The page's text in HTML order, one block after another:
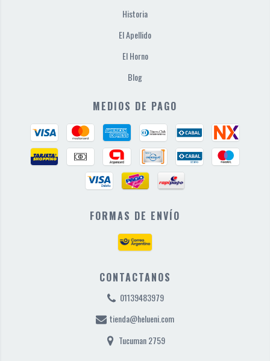
Historia
El Apellido
El Horno
Blog
MEDIOS DE PAGO
FORMAS DE ENVÍO
CONTACTANOS
01139483979
tienda@helueni.com
Tucuman 2759